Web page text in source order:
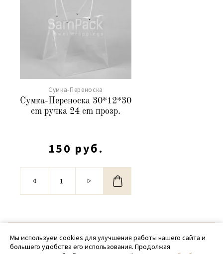
Сумка-Переноска
Сумка-Переноска 30*12*30
cm ручка 24 cm прозр.
150 руб.
© 2020 - 2026 SamPack
Мы используем cookies для улучшения работы нашего сайта и
большего удобства его использования. Продолжая